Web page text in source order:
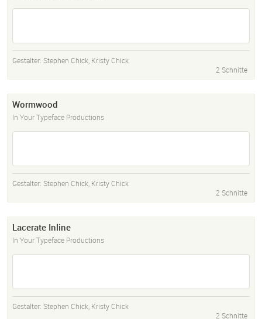
Gestalter: Stephen Chick, Kristy Chick
2 Schnitte
Wormwood
In Your Typeface Productions
Gestalter: Stephen Chick, Kristy Chick
2 Schnitte
Lacerate Inline
In Your Typeface Productions
Gestalter: Stephen Chick, Kristy Chick
2 Schnitte